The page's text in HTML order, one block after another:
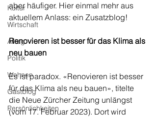
Kultur
Wirtschaft
Alltag
Politik
Wohnen
Gastblog
Persönlichkeiten
aber häufiger. Hier einmal mehr aus
aktuellem Anlass: ein Zusatzblog!
Renovieren ist besser für das Klima als
neu bauen
Es ist paradox. «Renovieren ist besser
für das Klima als neu bauen», titelte
die Neue Zürcher Zeitung unlängst
(vom 17. Februar 2023). Dort wird